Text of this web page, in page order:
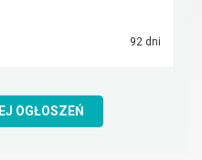
92 dni
OGŁOSZEŃ